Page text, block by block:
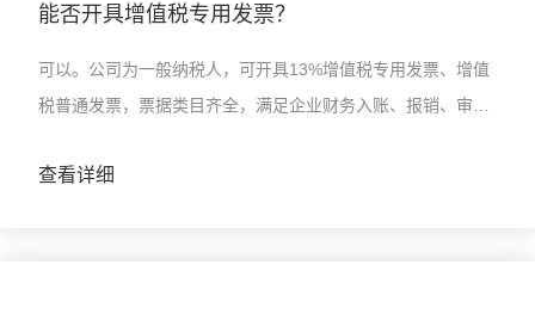
能否开具增值税专用发票？
可以。公司为一般纳税人，可开具13%增值税专用发票、增值
税普通发票，票据类目齐全，满足企业财务入账、报销、审计
查看详细